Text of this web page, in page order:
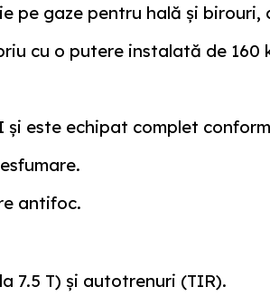
pe gaze pentru hală și
cu o putere instalată de 160
și este echipat complet
antifoc.
7.5 T) și autotrenuri (TIR).